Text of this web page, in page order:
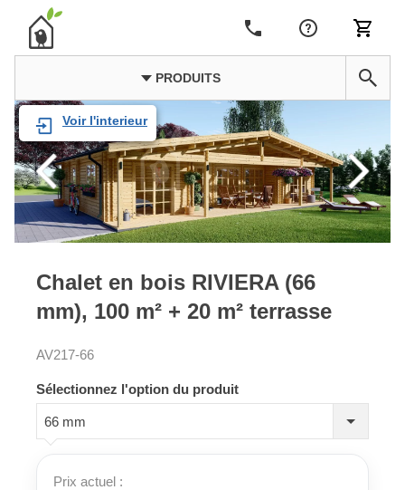
PRODUITS
Voir l'interieur
Chalet en bois RIVIERA (66
mm), 100 m² + 20 m² terrasse
AV217-66
Sélectionnez l'option du produit
66 mm
Prix actuel :